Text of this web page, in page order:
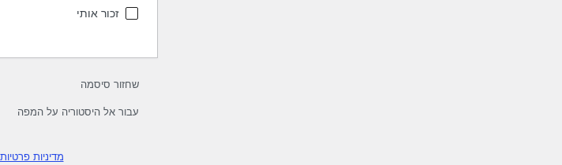
זכור אותי
שחזור סיסמה
עבור אל היסטוריה על המפה
מדיניות פרטיות